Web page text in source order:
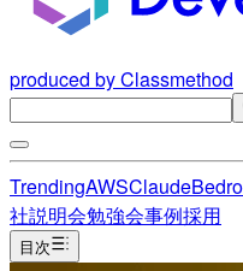
produced by Classmethod
TrendingAWSClaude
社説明会勉強会事例採用
目次